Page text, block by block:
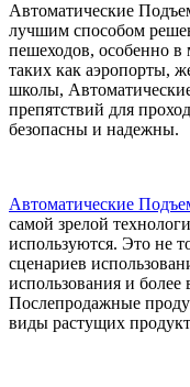
Автоматические
лучшим способом
пешеходов, особенно в
таких как аэропорты,
школы,
препятствий для
безопасны и надежны.
Автоматические
самой зрелой
используются. Это не
сценариев
использования и
Послепродажные
виды растущих